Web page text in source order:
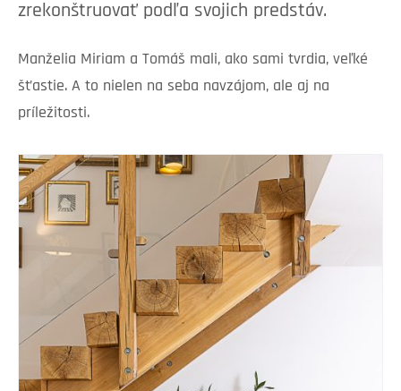
zrekonštruovať podľa svojich predstáv.
Manželia Miriam a Tomáš mali, ako sami tvrdia, veľké
šťastie. A to nielen na seba navzájom, ale aj na
príležitosti.